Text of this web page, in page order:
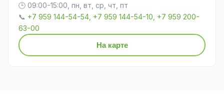
🕒 09:00-15:00, пн, вт, ср, чт, пт
📞 +7 959 144-54-54, +7 959 144-54-10, +7 959 200-
63-00
На карте